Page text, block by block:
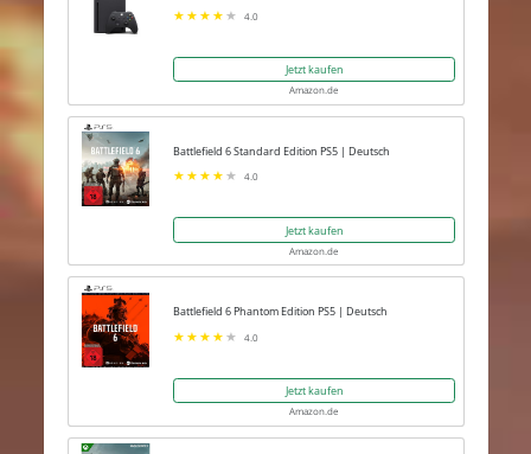
4.0
Jetzt kaufen
Amazon.de
Battlefield 6 Standard Edition PS5 | Deutsch
4.0
Jetzt kaufen
Amazon.de
Battlefield 6 Phantom Edition PS5 | Deutsch
4.0
Jetzt kaufen
Amazon.de